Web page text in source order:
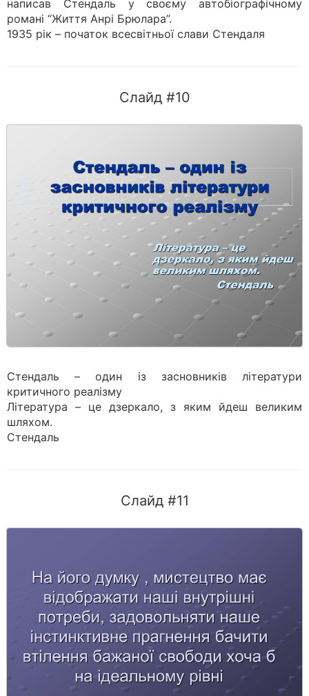
написав Стендаль у своєму автобіографічному
романі “Життя Анрі Брюлара”.
1935 рік – початок всесвітньої слави Стендаля
Слайд #10
Стендаль – один із засновників літератури
критичного реалізму
Література – це дзеркало, з яким йдеш великим
шляхом.
Стендаль
Слайд #11